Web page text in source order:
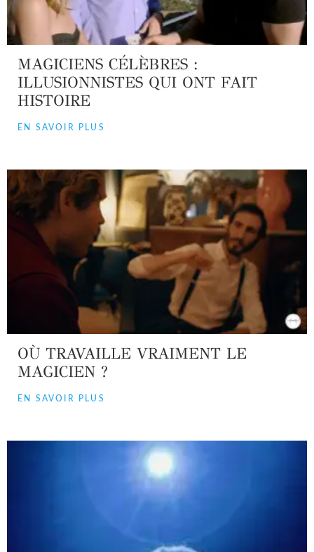
MAGICIENS CÉLÈBRES :
ILLUSIONNISTES QUI ONT FAIT
HISTOIRE
EN SAVOIR PLUS
OÙ TRAVAILLE VRAIMENT LE
MAGICIEN ?
EN SAVOIR PLUS